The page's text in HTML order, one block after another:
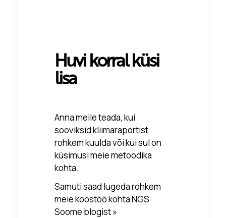
Huvi korral küsi
lisa
Anna meile teada, kui
sooviksid kliimaraportist
rohkem kuulda või kui sul on
küsimusi meie metoodika
kohta.
Samuti saad lugeda rohkem
meie koostöö kohtaNGS
Soome blogist »